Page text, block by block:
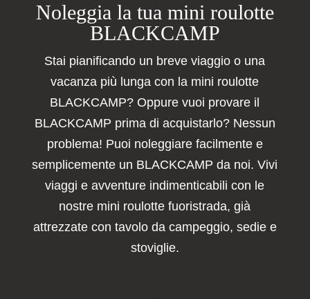
Noleggia la tua mini roulotte
BLACKCAMP
Stai pianificando un breve viaggio o una
vacanza più lunga con la mini roulotte
BLACKCAMP? Oppure vuoi provare il
BLACKCAMP prima di acquistarlo? Nessun
problema! Puoi noleggiare facilmente e
semplicemente un BLACKCAMP da noi. Vivi
viaggi e avventure indimenticabili con le
nostre mini roulotte fuoristrada, già
attrezzate con tavolo da campeggio, sedie e
stoviglie.